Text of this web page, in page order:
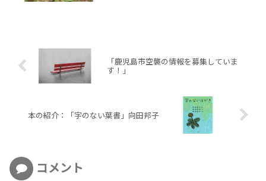
「鹿児島市空襲の情報を募集していま
す！」
本の紹介：「字のない葉書」向田邦子
コメント